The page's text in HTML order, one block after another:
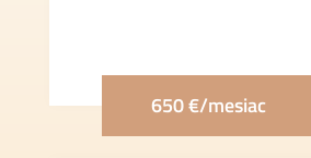
650 €/mesiac